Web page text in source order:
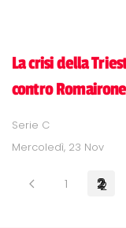
La crisi della
contro Romairone
Serie C
Mercoledì, 23 Nov
1 2